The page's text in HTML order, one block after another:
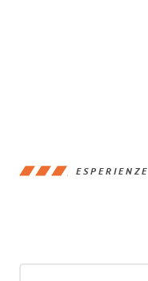
ESPERIENZE